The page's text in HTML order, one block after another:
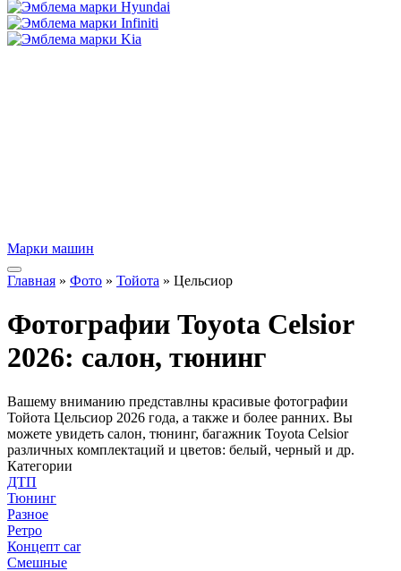
Марки машин
Главная » Фото » Тойота » Цельсиор
Фотографии Toyota Celsior
2026: салон, тюнинг
Вашему вниманию представлны красивые фотографии
Тойота Цельсиор 2026 года, а также и более ранних. Вы
можете увидеть салон, тюнинг, багажник Toyota Celsior
различных комплектаций и цветов: белый, черный и др.
Категории
ДТП
Тюнинг
Разное
Ретро
Концепт car
Смешные